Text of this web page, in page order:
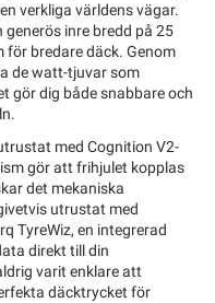
verkliga världens vägar.
generös inre bredd på 25
för bredare däck. Genom
de watt-tjuvar som
gör dig både snabbare och
med Cognition V2-
gör att frihjulet kopplas
det mekaniska
utrustat med
TyreWiz, en integrerad
direkt till din
varit enklare att
däcktrycket för